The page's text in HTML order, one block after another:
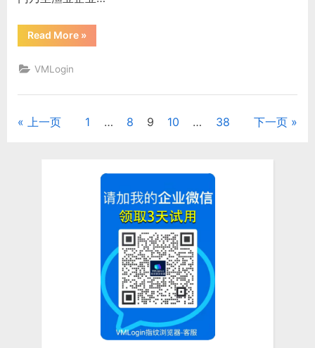
相
干
Read More“海
洋
要
管
»
VMLogin
文上一页 1 … 8 9 10 … 38 下一页